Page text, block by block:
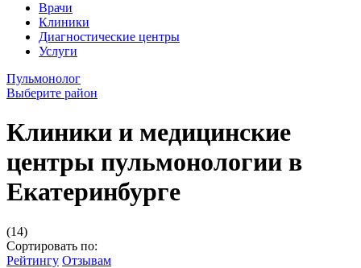
Врачи
Клиники
Диагностические центры
Услуги
Пульмонолог
Выберите район
Клиники и медицинские
центры пульмонологии в
Екатеринбурге
(14)
Сортировать по:
Рейтингу Отзывам